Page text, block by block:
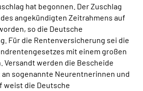
(DGS)
hat begonnen. Der Zuschlag
angekündigten Zeitrahmens auf
so die Deutsche
Für die Rentenversicherung sei die
mit einem großen
Versandt werden die Bescheide
sogenannte Neurentnerinnen und
weist die Deutsche